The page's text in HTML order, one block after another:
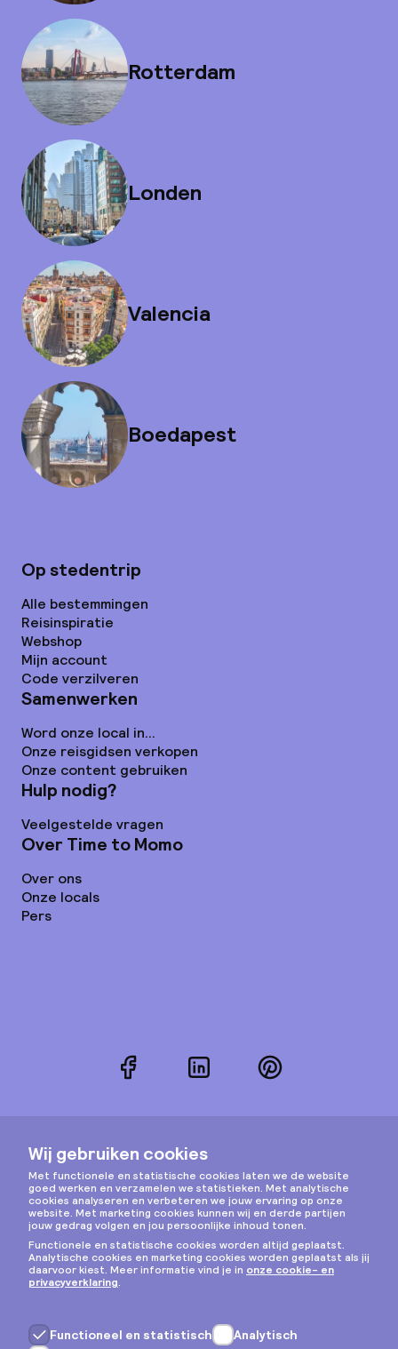
Rotterdam
Londen
Valencia
Boedapest
Op stedentrip
Alle bestemmingen
Reisinspiratie
Webshop
Mijn account
Code verzilveren
Samenwerken
Word onze local in...
Onze reisgidsen verkopen
Onze content gebruiken
Hulp nodig?
Veelgestelde vragen
Over Time to Momo
Over ons
Onze locals
Pers
FacebookLinkedInPinterest
Instagram
Privacy & cookies
Algemene voorwaarden